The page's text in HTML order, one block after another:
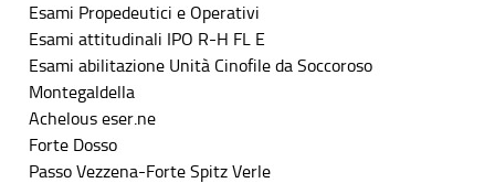
Esami Propedeutici e Operativi
Esami attitudinali IPO R-H FL E
Esami abilitazione Unità Cinofile da Soccoroso
Montegaldella
Achelous eser.ne
Forte Dosso
Passo Vezzena-Forte Spitz Verle